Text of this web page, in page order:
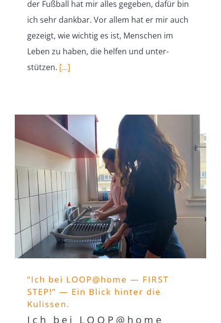
der Fußball hat mir alles gegeben, dafür bin
ich sehr dankbar. Vor allem hat er mir auch
gezeigt, wie wichtig es ist, Menschen im
Leben zu haben, die helfen und unter­
stützen. […]
“Ich bei LOOP@home — FIRST
STEP!” — Ein Blick hinter die
Kulissen.
Ich bei LOOP@home